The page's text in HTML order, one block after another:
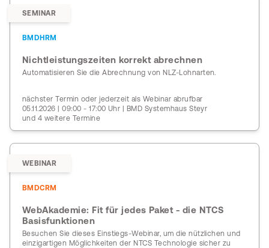
SEMINAR
BMDHRM
Nichtleistungszeiten korrekt abrechnen
Automatisieren Sie die Abrechnung von NLZ-Lohnarten.
nächster Termin oder jederzeit als Webinar abrufbar
05.11.2026 | 09:00 - 17:00 Uhr | BMD Systemhaus Steyr
und 4 weitere Termine
WEBINAR
BMDCRM
WebAkademie: Fit für jedes Paket - die NTCS
Basisfunktionen
Besuchen Sie dieses Einstiegs-Webinar, um die nützlichen und
einzigartigen Möglichkeiten der NTCS Technologie sicher zu